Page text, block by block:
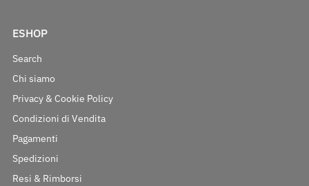
ESHOP
Search
Chi siamo
Privacy & Cookie Policy
Condizioni di Vendita
Pagamenti
Spedizioni
Resi & Rimborsi